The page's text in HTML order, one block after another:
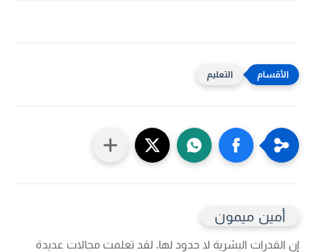
التعليم
أمين ميمون
إن القدرات البشرية لا حدود لها. لقد تعلمت مجالات عديدة